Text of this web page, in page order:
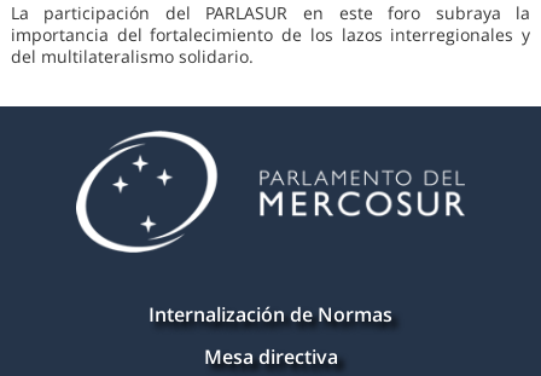
La participación del PARLASUR en este foro subraya la
importancia del fortalecimiento de los lazos interregionales y
del multilateralismo solidario.
Internalización de Normas
Mesa directiva